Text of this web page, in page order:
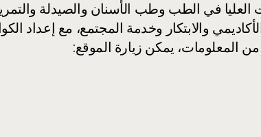
العليا في الطب وطب الأسنان والصيدلة
الأكاديمي والابتكار وخدمة المجتمع، مع إعداد
من المعلومات، يمكن زيارة الموقع: